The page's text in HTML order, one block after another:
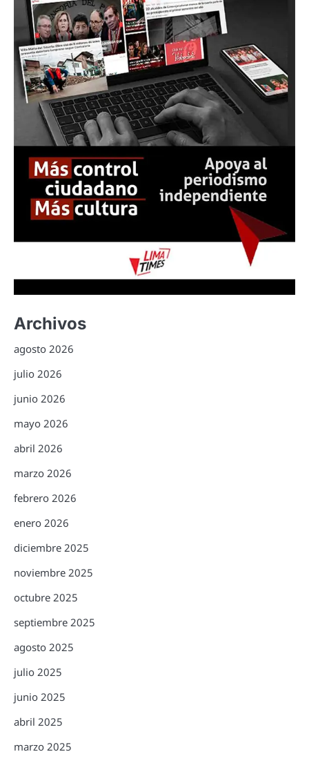
Archivos
agosto 2026
julio 2026
junio 2026
mayo 2026
abril 2026
marzo 2026
febrero 2026
enero 2026
diciembre 2025
noviembre 2025
octubre 2025
septiembre 2025
agosto 2025
julio 2025
junio 2025
abril 2025
marzo 2025